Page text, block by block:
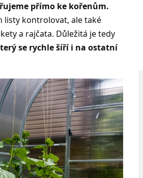
přímo ke kořenům.
listy kontrolovat, ale také
a rajčata. Důležitá je tedy
se rychle šíří i na ostatní